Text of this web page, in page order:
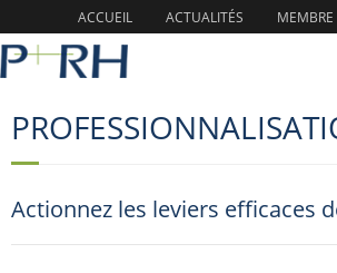
ACCUEIL ACTUALITÉS MEMBRE
Actionnez les leviers efficaces